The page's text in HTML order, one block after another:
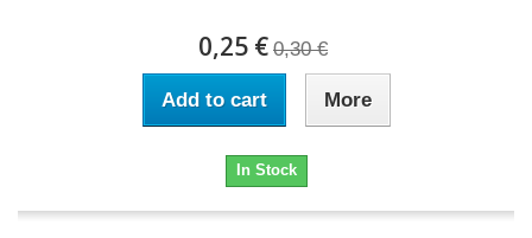
0,25 € 0,30 €
Add to cart More
In Stock